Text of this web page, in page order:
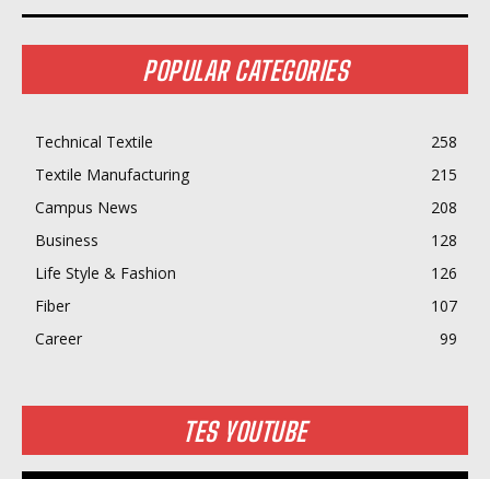
POPULAR CATEGORIES
Technical Textile
258
Textile Manufacturing
215
Campus News
208
Business
128
Life Style & Fashion
126
Fiber
107
Career
99
TES YOUTUBE